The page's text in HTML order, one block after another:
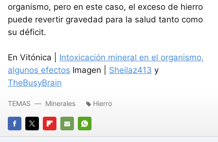
organismo, pero en este caso, el exceso de hierro
puede revertir gravedad para la salud tanto como
su déficit.
En Vitónica | Intoxicación mineral en el organismo,
algunos efectos Imagen | Sheilaz413 y
TheBusyBrain
FACEBOOK
TWITTERFLIPBOARD
E-
WHATSAPP
TEMAS Minerales Hierro